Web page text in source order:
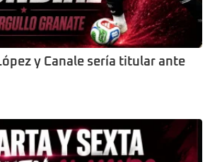
y Canale sería titular ante